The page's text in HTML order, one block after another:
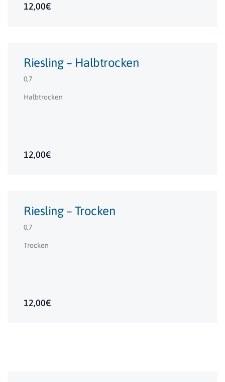
12,00€
Riesling – Halbtrocken
0,7
Halbtrocken
12,00€
Riesling – Trocken
0,7
Trocken
12,00€